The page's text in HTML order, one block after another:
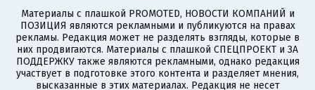
Материалы с плашкой PROMOTED, НОВОСТИ КОМПАНИЙ и
ПОЗИЦИЯ являются рекламными и публикуются на правах
рекламы. Редакция может не разделять взгляды, которые в
них продвигаются. Материалы с плашкой СПЕЦПРОЕКТ и ЗА
ПОДДЕРЖКУ также являются рекламными, однако редакция
участвует в подготовке этого контента и разделяет мнения,
высказанные в этих материалах. Редакция не несет